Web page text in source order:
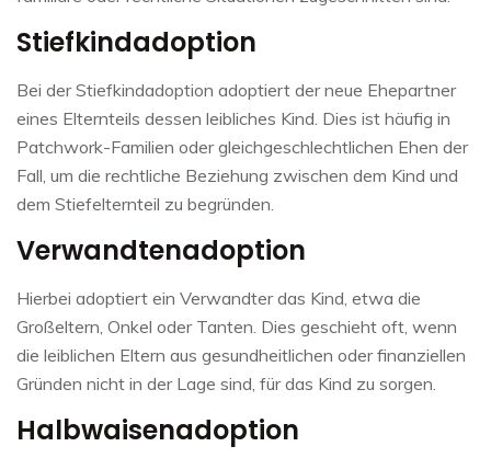
Stiefkindadoption
Bei der Stiefkindadoption adoptiert der neue Ehepartner
eines Elternteils dessen leibliches Kind. Dies ist häufig in
Patchwork-Familien oder gleichgeschlechtlichen Ehen der
Fall, um die rechtliche Beziehung zwischen dem Kind und
dem Stiefelternteil zu begründen.
Verwandtenadoption
Hierbei adoptiert ein Verwandter das Kind, etwa die
Großeltern, Onkel oder Tanten. Dies geschieht oft, wenn
die leiblichen Eltern aus gesundheitlichen oder finanziellen
Gründen nicht in der Lage sind, für das Kind zu sorgen.
Halbwaisenadoption